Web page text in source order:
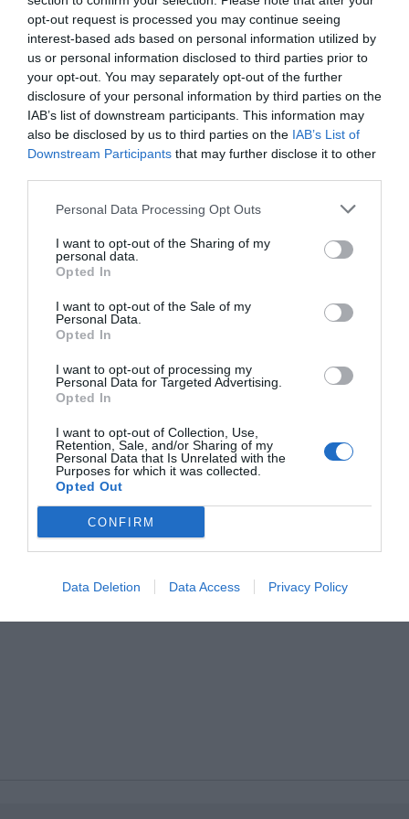
opt-out request is processed you may continue seeing
interest-based ads based on personal information utilized by
us or personal information disclosed to third parties prior to
your opt-out. You may separately opt-out of the further
disclosure of your personal information by third parties on the
IAB’s list of downstream participants. This information may
also be disclosed by us to third parties on the IAB’s List of
Downstream Participants that may further disclose it to other
Personal Data Processing Opt Outs
I want to opt-out of the Sharing of my
personal data.
Opted In
I want to opt-out of the Sale of my
Personal Data.
Opted In
I want to opt-out of processing my
Personal Data for Targeted Advertising.
Opted In
I want to opt-out of Collection, Use,
Retention, Sale, and/or Sharing of my
Personal Data that Is Unrelated with the
Purposes for which it was collected.
Opted Out
CONFIRM
Data Deletion Data Access Privacy Policy
Der Agriturismo bietet 10 komfortable Zimmer und ein kleines Apartment
mit maximalem Komfort, Telefon, Satellitenfernsehen, Breitband-
Internetverbindung, Minibar, Wasserkocher, Klimaanlage und großen
Bädern mit Haartrockner, Körperpflege-Set und
Massagebadewanne/Dusche.
Verfügbare Zimmer: Doppelbettzimmer Superior, Dreibettzimmer Superior,
Zweibettzimmer Superior mit Nutzung als Einzelzimmer, Zweibettzimmer
Deluxe mit Nutzung als Einzelzimmer, Doppelbettzimmer Deluxe.
Gepäckaufbewahrung
Hotelparkplatz mit eigener
Internet Point
Gemeinschaftsräumen
Mehrsprachiges Personal
Portier
Restaurant und Bar
In den gemütlichen Gemeinschaftsbereichen oder unter einer blühenden
komfortablen, typischen Landhauses sind liebevoll bis in das kleinste Detail
durchdacht und gepflegt.
Im Zeichen der Tradition steht auch das kontinentale Frühstücksbuffet mit
Joghurt, frisch gepressten Fruchtsäften sowie heißen und kalten
Getränken.
samstags und sonntags von 07:30 bis 10:30 Uhr serviert.
Einzigartige Einrichtung und bezauberndes Dekor garantieren für rundum
gelungene, unvergessliche Urlaubsaufenthalte.
Abholung und Übergabe des
Wagens
Bankett- /Empfangssaal
Dolmetscher- Service
Fahrradverleih
Lunchpakete
Motorrad- /Scooterverleih
Radwege
Snack-bar
Stadtrundfahrten
Tageszeitungen
Transfer von/zum Flughafen
Transfer von/zur Messe
Trockenreinigung
Merkmale des Hotels
Allergiker-Zimmer
Barrierefreier Zugang
Business-Hotel
Garten
Historisches Anwesen
Hochzeits- Suite
Kürzlich renoviert
Luxushotel
Nichtraucherzimmer
Panoramablick
Schallgedämmte Zimmer